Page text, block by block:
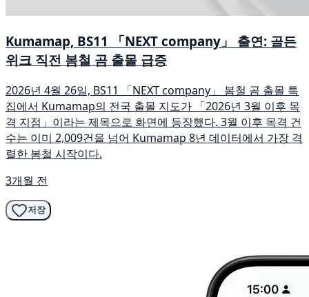
Kumamap, BS11 「NEXT company」 출연: 골든
위크 직전 봄철 곰 출몰 급증
2026년 4월 26일, BS11 「NEXT company」 봄철 곰 출몰 특
집에서 Kumamap의 전국 출몰 지도가 「2026년 3월 이후 목
격 지점」이라는 제목으로 화면에 등장했다. 3월 이후 목격 건
수는 이미 2,009건을 넘어 Kumamap 8년 데이터에서 가장 격
렬한 봄철 시작이다.
3개월 전
저장